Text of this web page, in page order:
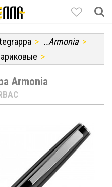
..Armonia
Armonia